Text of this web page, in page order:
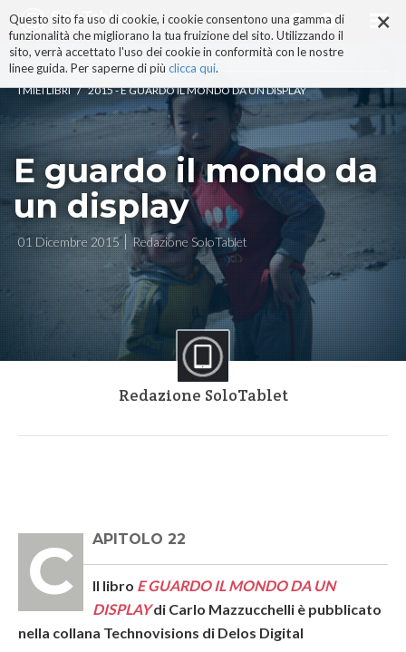
×
Questo sito fa uso di cookie, i cookie consentono una gamma di
funzionalità che migliorano la tua fruizione del sito. Utilizzando il
sito, verrà accettato l'uso dei cookie in conformità con le nostre
linee guida. Per saperne di più clicca qui.
ai
contenuti.
|
alla
navigazione
I MIEI LIBRI / 2015 - E GUARDO IL MONDO DA UN DISPLAY
E guardo il mondo da
un display
01 Dicembre 2015 Redazione SoloTablet
Redazione SoloTablet
CAPITOLO 22
Il libro E GUARDO IL MONDO DA UN
DISPLAYdi Carlo Mazzucchelli è pubblicato
nella collana Technovisions di Delos Digital